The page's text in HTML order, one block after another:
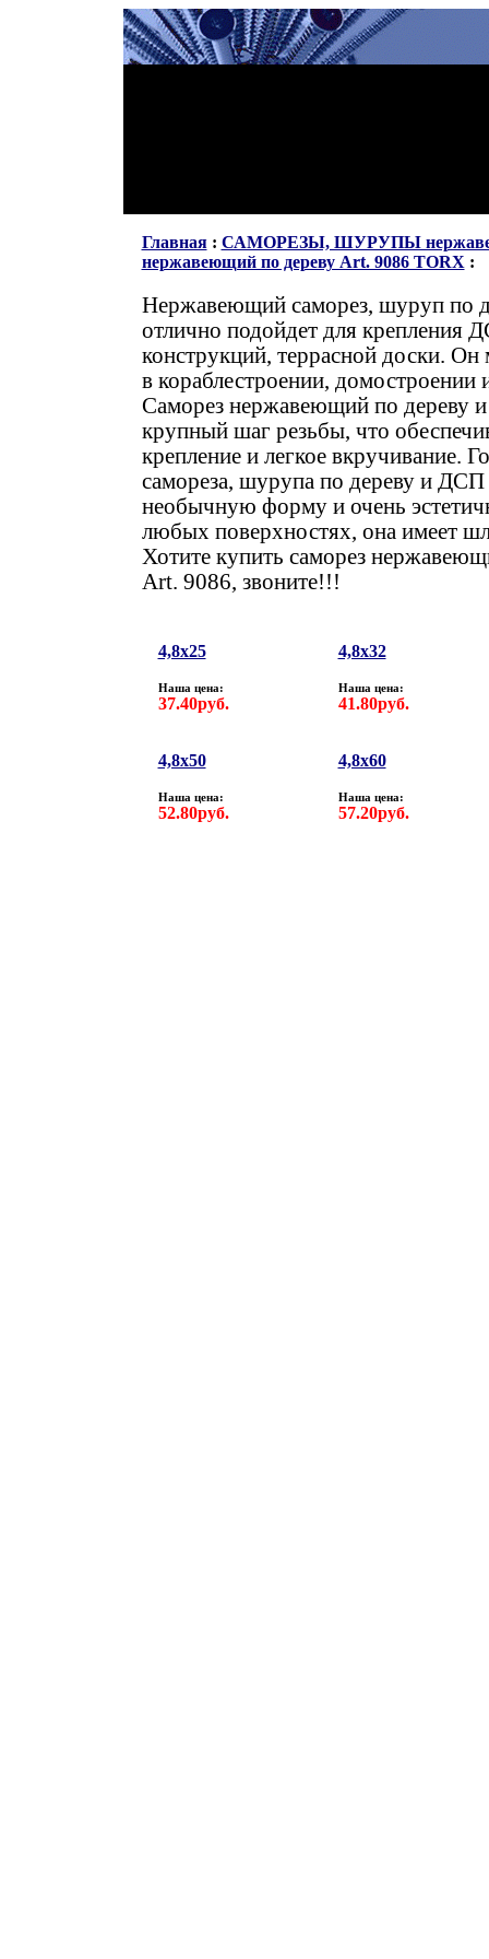
Главная: САМОРЕЗЫ, ШУРУПЫ
нержавеющий по дереву Art. 9086 TORX :
Нержавеющий саморез, шуруп по
отлично подойдет для крепления
конструкций, террасной доски. Он
в кораблестроении, домостроении
Саморез нержавеющий по дереву
крупный шаг резьбы, что
крепление и легкое вкручивание.
самореза, шурупа по дереву и ДСП
необычную форму и очень
любых поверхностях, она имеет
Хотите купить саморез
Art. 9086, звоните!!!
4,8х25
Наша цена:
37.40руб.
4,8х32
Наша цена:
41.80руб.
4,8х50
Наша цена:
52.80руб.
4,8х60
Наша цена:
57.20руб.